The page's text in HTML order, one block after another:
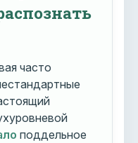
часто
поддельное